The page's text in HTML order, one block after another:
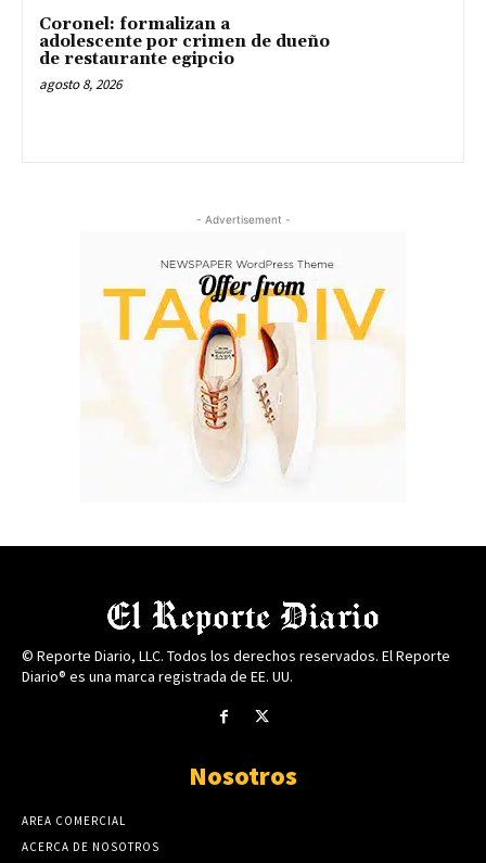
Coronel: formalizan a
adolescente por crimen de dueño
de restaurante egipcio
agosto 8, 2026
- Advertisement -
© Reporte Diario, LLC. Todos los derechos reservados. El Reporte
Diario® es una marca registrada de EE. UU.
Nosotros
AREA COMERCIAL
ACERCA DE NOSOTROS